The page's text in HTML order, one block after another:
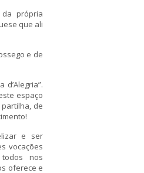
própria
que ali
e de
espaço
de
e ser
vocações
nos
oferece e